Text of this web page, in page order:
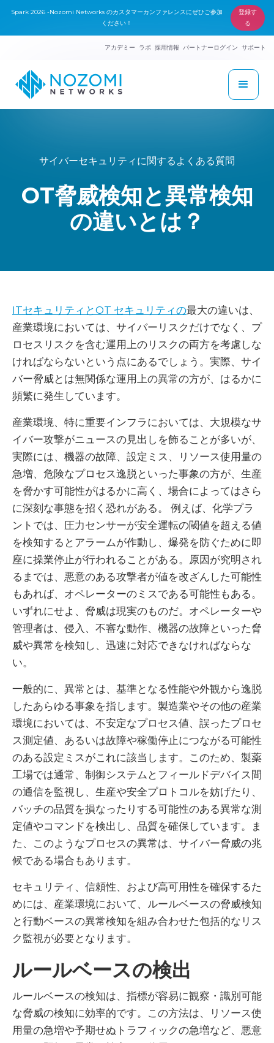
Spark 2026 -Nozomi Networks のカスタマーカンファレンスにぜひご参加
ください！
登録す
る
アカデミー ラボ 採用情報 パートナーログイン サポート
サイバーセキュリティに関するよくある質問
OT脅威検知と異常検知
の違いとは？
ITセキュリティとOT セキュリティの最大の違いは、
産業環境においては、サイバーリスクだけでなく、プ
ロセスリスクを含む運用上のリスクの両方を考慮しな
ければならないという点にあるでしょう。実際、サイ
バー脅威とは無関係な運用上の異常の方が、はるかに
頻繁に発生しています。
産業環境、特に重要インフラにおいては、大規模なサ
イバー攻撃がニュースの見出しを飾ることが多いが、
実際には、機器の故障、設定ミス、リソース使用量の
急増、危険なプロセス逸脱といった事象の方が、生産
を脅かす可能性がはるかに高く、場合によってはさら
に深刻な事態を招く恐れがある。 例えば、化学プラ
ントでは、圧力センサーが安全運転の閾値を超える値
を検知するとアラームが作動し、爆発を防ぐために即
座に操業停止が行われることがある。原因が究明され
るまでは、悪意のある攻撃者が値を改ざんした可能性
もあれば、オペレーターのミスである可能性もある。
いずれにせよ、脅威は現実のものだ。オペレーターや
管理者は、侵入、不審な動作、機器の故障といった脅
威や異常を検知し、迅速に対応できなければならな
い。
一般的に、異常とは、基準となる性能や外観から逸脱
したあらゆる事象を指します。製造業やその他の産業
環境においては、不安定なプロセス値、誤ったプロセ
ス測定値、あるいは故障や稼働停止につながる可能性
のある設定ミスがこれに該当します。このため、製薬
工場では通常、制御システムとフィールドデバイス間
の通信を監視し、生産や安全プロトコルを妨げたり、
バッチの品質を損なったりする可能性のある異常な測
定値やコマンドを検出し、品質を確保しています。ま
た、このようなプロセスの異常は、サイバー脅威の兆
候である場合もあります。
セキュリティ、信頼性、および高可用性を確保するた
めには、産業環境において、ルールベースの脅威検知
と行動ベースの異常検知を組み合わせた包括的なリス
ク監視が必要となります。
ルールベースの検出
ルールベースの検知は、指標が容易に観察・識別可能
な脅威の検知に効率的です。この方法は、リソース使
用量の急増や予期せぬトラフィックの急増など、悪意